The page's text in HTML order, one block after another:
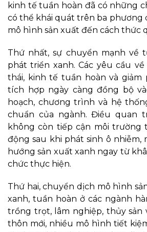
kinh tế tuần hoàn đã có những
có thể khái quát trên ba phương
mô hình sản xuất đến cách thức
Thứ nhất, sự chuyển mạnh về
phát triển xanh. Các yêu cầu
thái, kinh tế tuần hoàn và giảm
tích hợp ngày càng đồng bộ
hoạch, chương trình và hệ
chuẩn của ngành. Điều quan
không còn tiếp cận môi trường
động sau khi phát sinh ô nhiễm,
hướng sản xuất xanh ngay từ
chức thực hiện.
Thứ hai, chuyển dịch mô hình
xanh, tuần hoàn ở các ngành
trồng trọt, lâm nghiệp, thủy sản
thôn mới, nhiều mô hình tiết